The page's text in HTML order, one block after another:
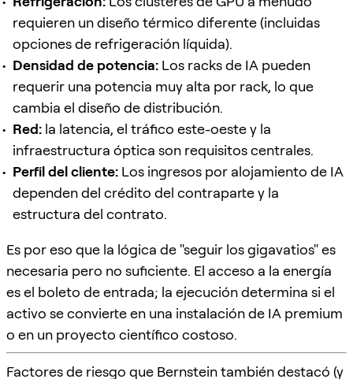
requieren un diseño térmico diferente (incluidas
opciones de refrigeración líquida).
Densidad de potencia: Los racks de IA pueden
requerir una potencia muy alta por rack, lo que
cambia el diseño de distribución.
Red: la latencia, el tráfico este-oeste y la
infraestructura óptica son requisitos centrales.
Perfil del cliente: Los ingresos por alojamiento de IA
dependen del crédito del contraparte y la
estructura del contrato.
Es por eso que la lógica de "seguir los gigavatios" es
necesaria pero no suficiente. El acceso a la energía
es el boleto de entrada; la ejecución determina si el
activo se convierte en una instalación de IA premium
o en un proyecto científico costoso.
Factores de riesgo que Bernstein también destacó (y